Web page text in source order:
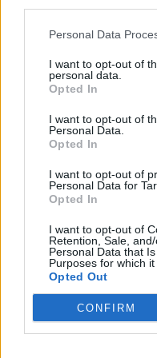
Personal Data
I want to opt-out of
personal data.
Opted In
I want to opt-out of
Personal Data.
Opted In
I want to opt-out of
Personal Data for
Opted In
I want to opt-out of
Retention, Sale,
Personal Data that
Purposes for which it
Opted Out
CONFIRM
32 laipsnių šilumos
Žinios | Orai
V. Zalužno
Ukrainos politikoje: jis
Laidos | Nauja diena
Sinoptikai atsakė,
Žinios | Orai